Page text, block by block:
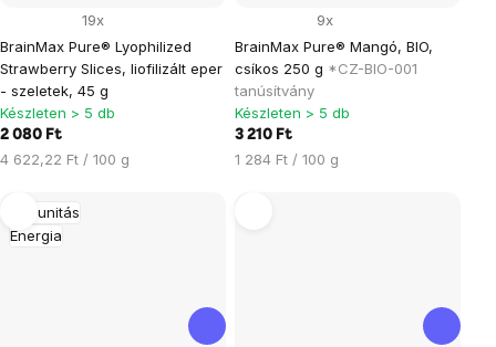
BrainMax Pure® Lyophilized
Strawberry Slices, liofilizált eper
- szeletek, 45 g
19x
Készleten > 5 db
2 080 Ft
Egységár:
4 622,22 Ft / 100 g
BrainMax Pure® Mangó, BIO,
csíkos 250 g *CZ-BIO-001
tanúsítvány
9x
Készleten > 5 db
3 210 Ft
Egységár:
1 284 Ft / 100 g
Immunitás
Energia